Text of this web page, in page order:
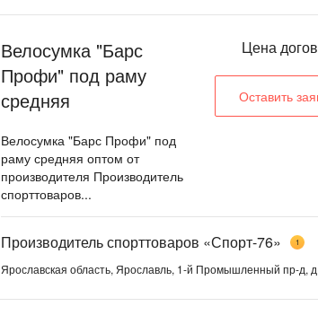
Велосумка "Барс
Профи" под раму
средняя
Велосумка "Барс Профи" под
раму средняя оптом от
производителя Производитель
спорттоваров...
Цена
Оставить
Производитель спорттоваров «Спорт-76» 1
Ярославская область, Ярославль, 1-й Промышленный пр-д,